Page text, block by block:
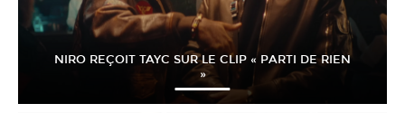
NIRO REÇOIT TAYC SUR LE CLIP « PARTI DE RIEN
»